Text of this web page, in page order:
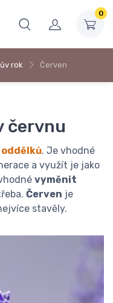
0
rok Červen
červnu
. Je vhodné
a využít je jako
vyměnit
Červen je
stavěly.